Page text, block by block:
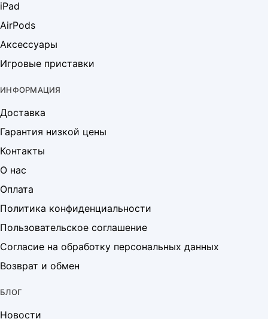
iPad
AirPods
Аксессуары
Игровые приставки
ИНФОРМАЦИЯ
Доставка
Гарантия низкой цены
Контакты
О нас
Оплата
Политика конфиденциальности
Пользовательское соглашение
Согласие на обработку персональных данных
Возврат и обмен
БЛОГ
Новости